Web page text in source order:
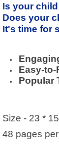
Is your
Does your
It's time for
Easy-
Popular
Size - 23 *
48 pages